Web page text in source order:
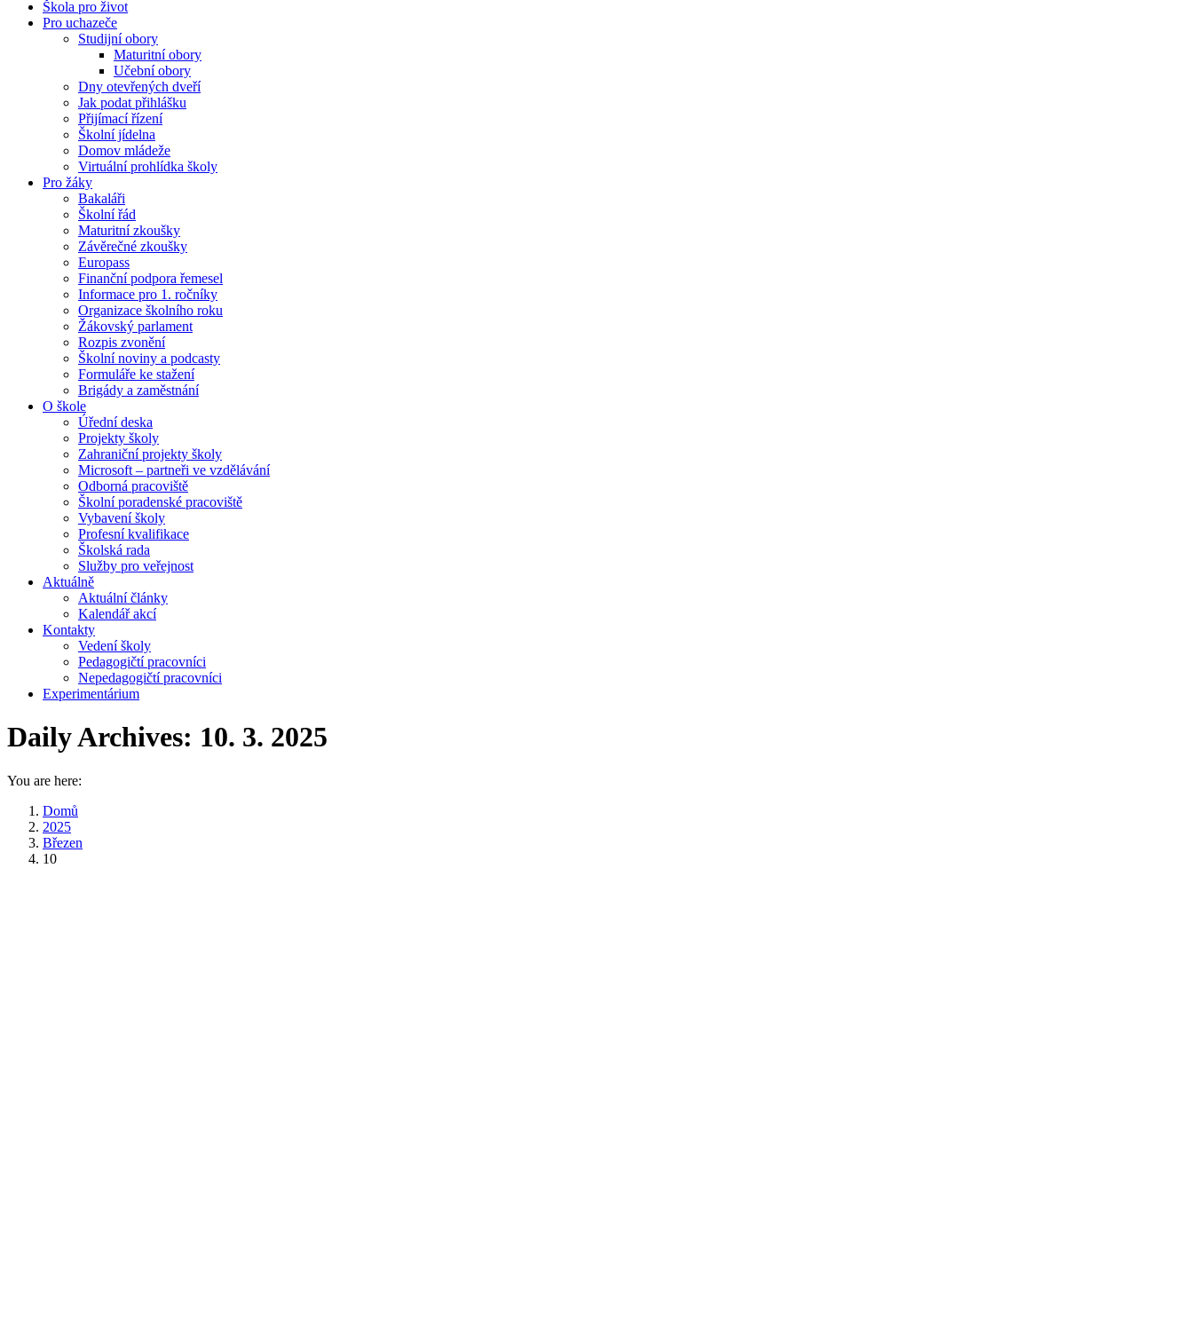
Škola pro život
Pro uchazeče
Studijní obory
Maturitní obory
Učební obory
Dny otevřených dveří
Jak podat přihlášku
Přijímací řízení
Školní jídelna
Domov mládeže
Virtuální prohlídka školy
Pro žáky
Bakaláři
Školní řád
Maturitní zkoušky
Závěrečné zkoušky
Europass
Finanční podpora řemesel
Informace pro 1. ročníky
Organizace školního roku
Žákovský parlament
Rozpis zvonění
Školní noviny a podcasty
Formuláře ke stažení
Brigády a zaměstnání
O škole
Úřední deska
Projekty školy
Zahraniční projekty školy
Microsoft – partneři ve vzdělávání
Odborná pracoviště
Školní poradenské pracoviště
Vybavení školy
Profesní kvalifikace
Školská rada
Služby pro veřejnost
Aktuálně
Aktuální články
Kalendář akcí
Kontakty
Vedení školy
Pedagogičtí pracovníci
Nepedagogičtí pracovníci
Experimentárium
Daily Archives: 10. 3. 2025
You are here:
Domů
2025
Březen
10